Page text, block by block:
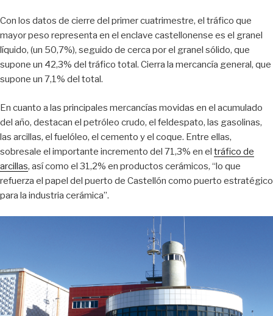
Con los datos de cierre del primer cuatrimestre, el tráfico que
mayor peso representa en el enclave castellonense es el granel
líquido, (un 50,7%), seguido de cerca por el granel sólido, que
supone un 42,3% del tráfico total. Cierra la mercancía general, que
supone un 7,1% del total.
En cuanto a las principales mercancías movidas en el acumulado
del año, destacan el petróleo crudo, el feldespato, las gasolinas,
las arcillas, el fuelóleo, el cemento y el coque. Entre ellas,
sobresale el importante incremento del 71,3% en el tráfico de
arcillas, así como el 31,2% en productos cerámicos, “lo que
refuerza el papel del puerto de Castellón como puerto estratégico
para la industria cerámica”.